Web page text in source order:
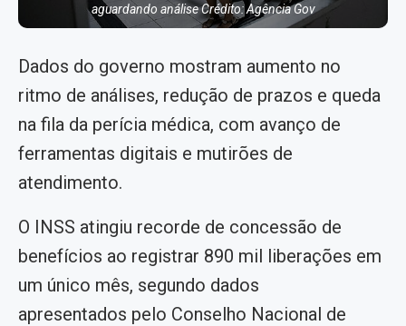
aguardando análise Crédito: Agência Gov
Dados do governo mostram aumento no
ritmo de análises, redução de prazos e queda
na fila da perícia médica, com avanço de
ferramentas digitais e mutirões de
atendimento.
O INSS atingiu recorde de concessão de
benefícios ao registrar 890 mil liberações em
um único mês, segundo dados
apresentados pelo Conselho Nacional de